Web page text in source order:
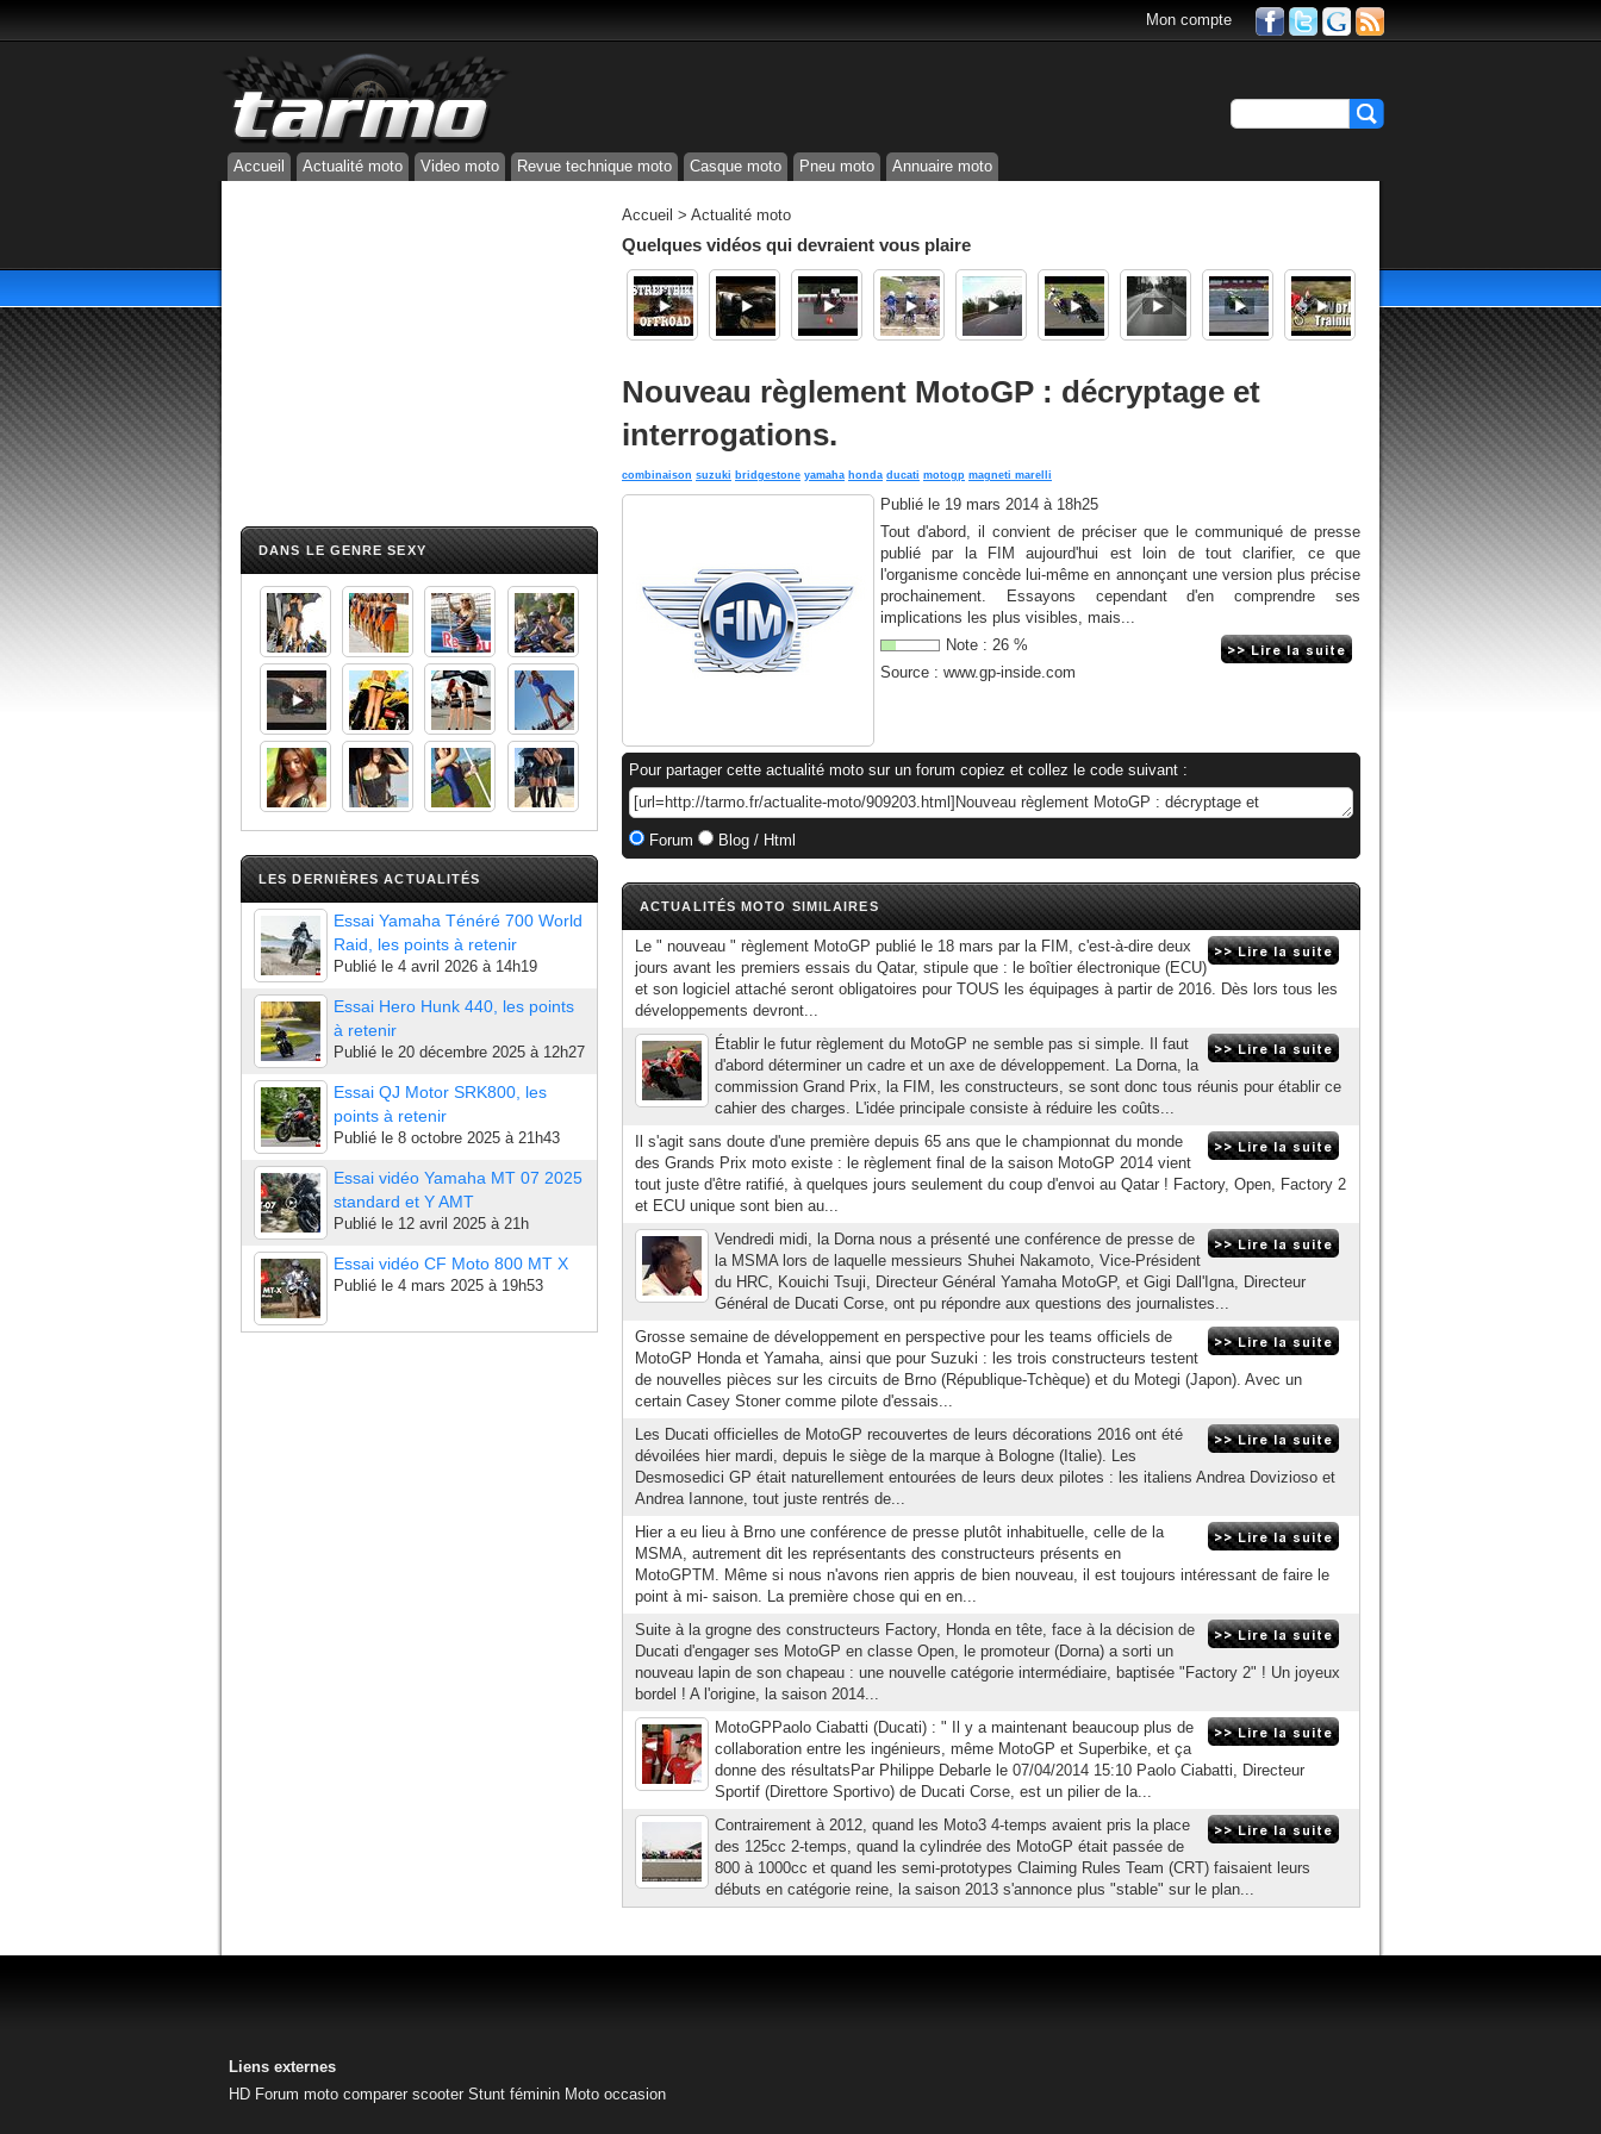
Mon compte
Accueil Actualité moto Video moto Revue technique moto Casque moto Pneu moto Annuaire moto
DANS LE GENRE SEXY
LES DERNIÈRES ACTUALITÉS
Essai Yamaha Ténéré 700 World
Raid, les points à retenir
Publié le 4 avril 2026 à 14h19
Essai Hero Hunk 440, les points
à retenir
Publié le 20 décembre 2025 à 12h27
Essai QJ Motor SRK800, les
points à retenir
Publié le 8 octobre 2025 à 21h43
Essai vidéo Yamaha MT 07 2025
standard et Y AMT
Publié le 12 avril 2025 à 21h
Essai vidéo CF Moto 800 MT X
Publié le 4 mars 2025 à 19h53
Accueil > Actualité moto
Quelques vidéos qui devraient vous plaire
Nouveau règlement MotoGP : décryptage et
interrogations.
combinaison suzuki bridgestone yamaha honda ducati motogp magneti marelli
Publié le 19 mars 2014 à 18h25
Tout d'abord, il convient de préciser que le communiqué de presse
publié par la FIM aujourd'hui est loin de tout clarifier, ce que
l'organisme concède lui-même en annonçant une version plus précise
prochainement. Essayons cependant d'en comprendre ses
implications les plus visibles, mais...
Note : 26 %
Source : www.gp-inside.com
Pour partager cette actualité moto sur un forum copiez et collez le code suivant :
Forum Blog / Html
ACTUALITÉS MOTO SIMILAIRES
Le " nouveau " règlement MotoGP publié le 18 mars par la FIM, c'est-à-dire deux
jours avant les premiers essais du Qatar, stipule que : le boîtier électronique (ECU)
et son logiciel attaché seront obligatoires pour TOUS les équipages à partir de 2016. Dès lors tous les
développements devront...
Établir le futur règlement du MotoGP ne semble pas si simple. Il faut
d'abord déterminer un cadre et un axe de développement. La Dorna, la
commission Grand Prix, la FIM, les constructeurs, se sont donc tous réunis pour établir ce
cahier des charges. L'idée principale consiste à réduire les coûts...
Il s'agit sans doute d'une première depuis 65 ans que le championnat du monde
des Grands Prix moto existe : le règlement final de la saison MotoGP 2014 vient
tout juste d'être ratifié, à quelques jours seulement du coup d'envoi au Qatar ! Factory, Open, Factory 2
et ECU unique sont bien au...
Vendredi midi, la Dorna nous a présenté une conférence de presse de
la MSMA lors de laquelle messieurs Shuhei Nakamoto, Vice-Président
du HRC, Kouichi Tsuji, Directeur Général Yamaha MotoGP, et Gigi Dall'Igna, Directeur
Général de Ducati Corse, ont pu répondre aux questions des journalistes...
Grosse semaine de développement en perspective pour les teams officiels de
MotoGP Honda et Yamaha, ainsi que pour Suzuki : les trois constructeurs testent
de nouvelles pièces sur les circuits de Brno (République-Tchèque) et du Motegi (Japon). Avec un
certain Casey Stoner comme pilote d'essais...
Les Ducati officielles de MotoGP recouvertes de leurs décorations 2016 ont été
dévoilées hier mardi, depuis le siège de la marque à Bologne (Italie). Les
Desmosedici GP était naturellement entourées de leurs deux pilotes : les italiens Andrea Dovizioso et
Andrea Iannone, tout juste rentrés de...
Hier a eu lieu à Brno une conférence de presse plutôt inhabituelle, celle de la
MSMA, autrement dit les représentants des constructeurs présents en
MotoGPTM. Même si nous n'avons rien appris de bien nouveau, il est toujours intéressant de faire le
point à mi- saison. La première chose qui en en...
Suite à la grogne des constructeurs Factory, Honda en tête, face à la décision de
Ducati d'engager ses MotoGP en classe Open, le promoteur (Dorna) a sorti un
nouveau lapin de son chapeau : une nouvelle catégorie intermédiaire, baptisée "Factory 2" ! Un joyeux
bordel ! A l'origine, la saison 2014...
MotoGPPaolo Ciabatti (Ducati) : " Il y a maintenant beaucoup plus de
collaboration entre les ingénieurs, même MotoGP et Superbike, et ça
donne des résultatsPar Philippe Debarle le 07/04/2014 15:10 Paolo Ciabatti, Directeur
Sportif (Direttore Sportivo) de Ducati Corse, est un pilier de la...
Contrairement à 2012, quand les Moto3 4-temps avaient pris la place
des 125cc 2-temps, quand la cylindrée des MotoGP était passée de
800 à 1000cc et quand les semi-prototypes Claiming Rules Team (CRT) faisaient leurs
débuts en catégorie reine, la saison 2013 s'annonce plus "stable" sur le plan...
Liens externes
HD Forum moto comparer scooter Stunt féminin Moto occasion